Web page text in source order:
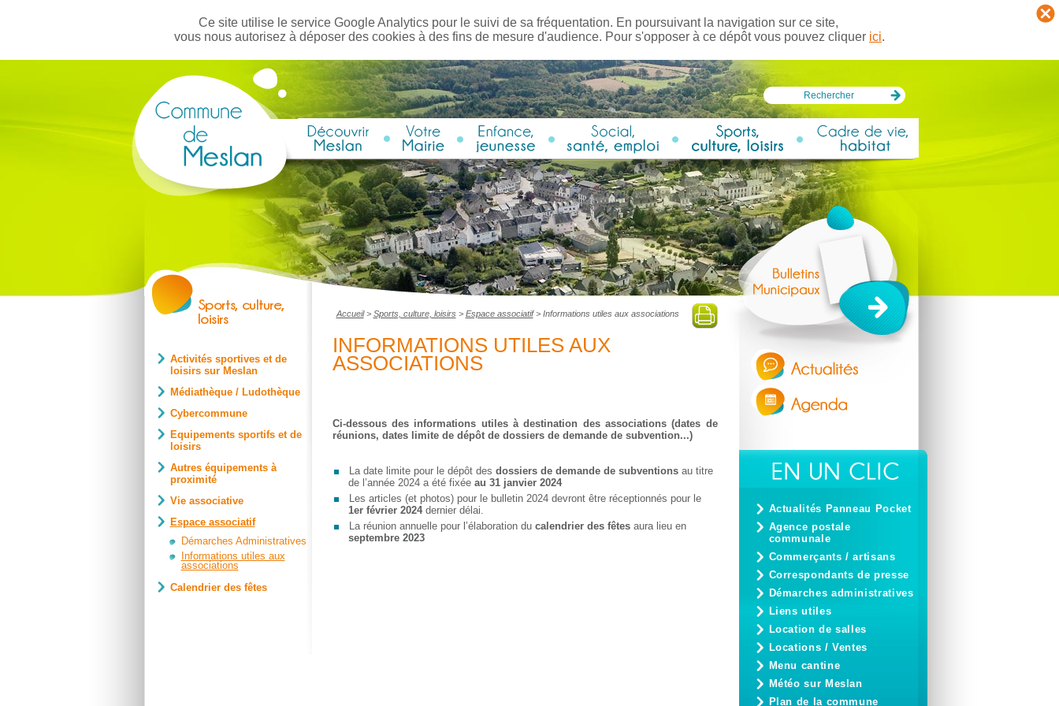
Ce site utilise le service Google Analytics pour le suivi de sa fréquentation. En poursuivant la navigation sur ce site,
vous nous autorisez à déposer des cookies à des fins de mesure d'audience. Pour s'opposer à ce dépôt vous pouvez cliquer ici.
Activités sportives et de
loisirs sur Meslan
Médiathèque / Ludothèque
Cybercommune
Equipements sportifs et de
loisirs
Autres équipements à
proximité
Vie associative
Espace associatif
Démarches Administratives
Informations utiles aux
associations
Calendrier des fêtes
Accueil> Sports, culture, loisirs> Espace associatif> Informations utiles aux associations
INFORMATIONS UTILES AUX
ASSOCIATIONS
Ci-dessous des informations utiles à destination des associations (dates de
réunions, dates limite de dépôt de dossiers de demande de subvention...)
La date limite pour le dépôt des dossiers de demande de subventionsau titre
de l’année 2024 a été fixée au 31 janvier 2024
Les articles (et photos) pour le bulletin 2024 devront être réceptionnés pour le
1er février 2024 dernier délai.
La réunion annuelle pour l’élaboration du calendrier des fêtesaura lieu en
septembre 2023
Actualités Panneau Pocket
Agence postale
communale
Commerçants / artisans
Correspondants de presse
Démarches administratives
Liens utiles
Location de salles
Locations / Ventes
Menu cantine
Météo sur Meslan
Plan de la commune